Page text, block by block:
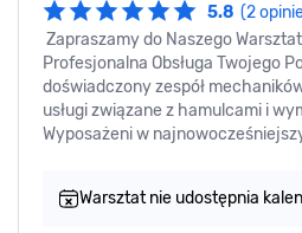
5.8 (2
Zapraszamy do Naszego
Profesjonalna Obsługa Twojego
doświadczony zespół
usługi związane z hamulcami i
Wyposażeni w
Warsztat nie udostępnia